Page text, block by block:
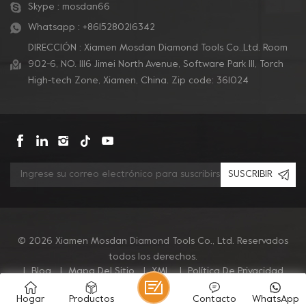
Skype : mosdan66
Whatsapp : +8615280216342
DIRECCIÓN : Xiamen Mosdan Diamond Tools Co.,Ltd. Room
902-6, NO. 1116 Jimei North Avenue, Software Park Ill, Torch
High-tech Zone, Xiamen, China. Zip code: 361024
SUSCRIBIR
© 2026 Xiamen Mosdan Diamond Tools Co., Ltd. Reservados
todos los derechos.
|
Blog | Mapa Del Sitio | XML | Política De Privacidad
Hogar Productos WhatsApp
Contacto